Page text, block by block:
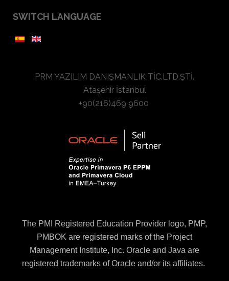
SWITCH LANGUAGE
PRM YAZILIM DANIŞMANLIK TİC.LTD.ŞTİ.
Ataşehir İstanbul
+90(216)469 9600
The PMI Registered Education Provider logo, PMP,
PMBOK are registered marks of the Project
Management Institute, Inc. Oracle and Java are
registered trademarks of Oracle and/or its affiliates.